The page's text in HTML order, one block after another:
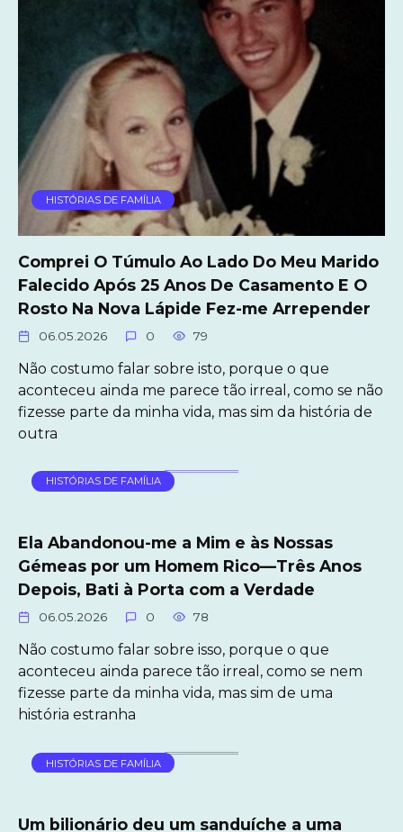
HISTÓRIAS DE FAMÍLIA
Comprei O Túmulo Ao Lado Do Meu Marido
Falecido Após 25 Anos De Casamento E O
Rosto Na Nova Lápide Fez-me Arrepender
06.05.2026 0 79
Não costumo falar sobre isto, porque o que
aconteceu ainda me parece tão irreal, como se não
fizesse parte da minha vida, mas sim da história de
outra
HISTÓRIAS DE FAMÍLIA
Ela Abandonou-me a Mim e às Nossas
Gémeas por um Homem Rico—Três Anos
Depois, Bati à Porta com a Verdade
06.05.2026 0 78
Não costumo falar sobre isso, porque o que
aconteceu ainda parece tão irreal, como se nem
fizesse parte da minha vida, mas sim de uma
história estranha
HISTÓRIAS DE FAMÍLIA
Um bilionário deu um sanduíche a uma